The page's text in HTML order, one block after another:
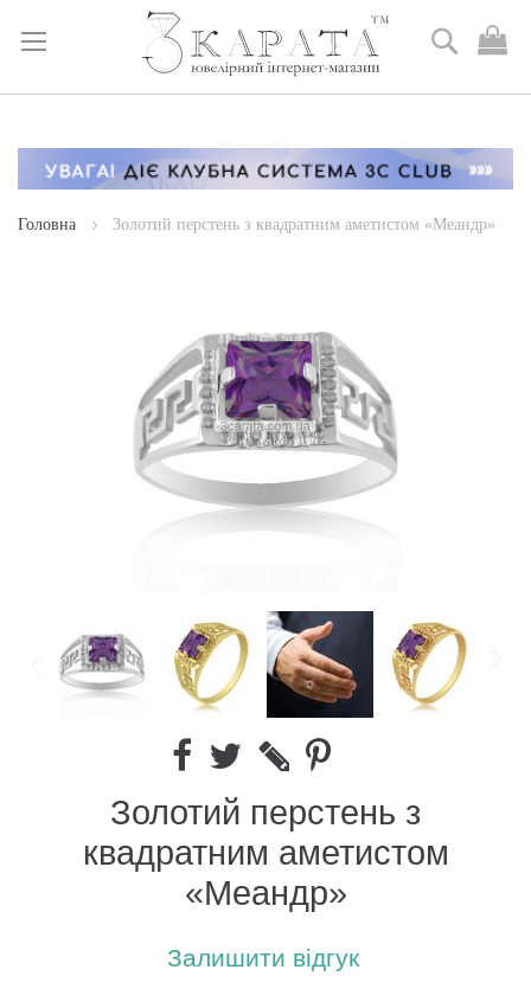
Skip
Content
Пошук
Головна Золотий перстень з квадратним аметистом «Меандр»
Золотий перстень з
квадратним аметистом
«Меандр»
Залишити відгук